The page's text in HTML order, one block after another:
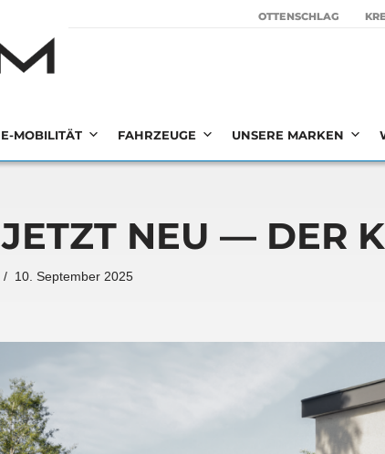
OTTEN­SCHLAG
E-MOBILITÄT FAHRZEUGE UNSERE MARKEN
JETZT NEU — DER
10. September 2025